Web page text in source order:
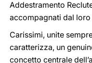
Addestramento
accompagnati dal
Carissimi, unite
caratterizza, un
concetto centrale